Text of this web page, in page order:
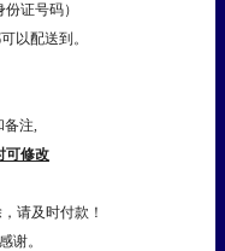
证号码）
以配送到。
备注,
可修改
请及时付款！
谢。